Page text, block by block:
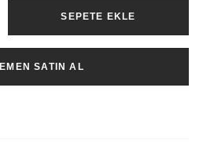
SEPETE EKLE
SATIN AL